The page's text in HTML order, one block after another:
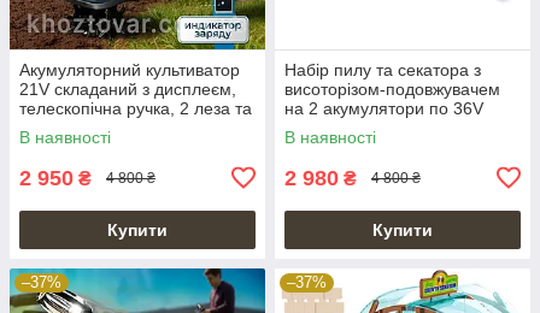
Акумуляторний культиватор
21V складаний з дисплеєм,
телескопічна ручка, 2 леза та
2 акумулятори
В наявності
2 950 ₴ 4 800 ₴
Купити
Набір пилу та секатора з
висоторізом-подовжувачем
на 2 акумулятори по 36V
В наявності
2 980 ₴ 4 800 ₴
Купити
–37% –37%